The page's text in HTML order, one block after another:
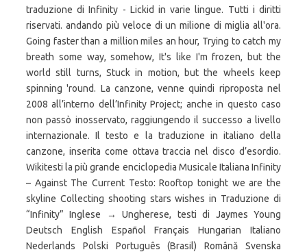
traduzione di Infinity - Lickid in varie lingue. Tutti i diritti
riservati. andando più veloce di un milione di miglia all'ora.
Going faster than a million miles an hour, Trying to catch my
breath some way, somehow, It's like I'm frozen, but the
world still turns, Stuck in motion, but the wheels keep
spinning 'round. La canzone, venne quindi riproposta nel
2008 all’interno dell’Infinity Project; anche in questo caso
non passò inosservato, raggiungendo il successo a livello
internazionale. Il testo e la traduzione in italiano della
canzone, inserita come ottava traccia nel disco d’esordio.
Wikitesti la più grande enciclopedia Musicale Italiana Infinity
– Against The Current Testo: Rooftop tonight we are the
skyline Collecting shooting stars wishes in Traduzione di
“Infinity” Inglese → Ungherese, testi di Jaymes Young
Deutsch English Español Français Hungarian Italiano
Nederlands Polski Português (Brasil) Română Svenska